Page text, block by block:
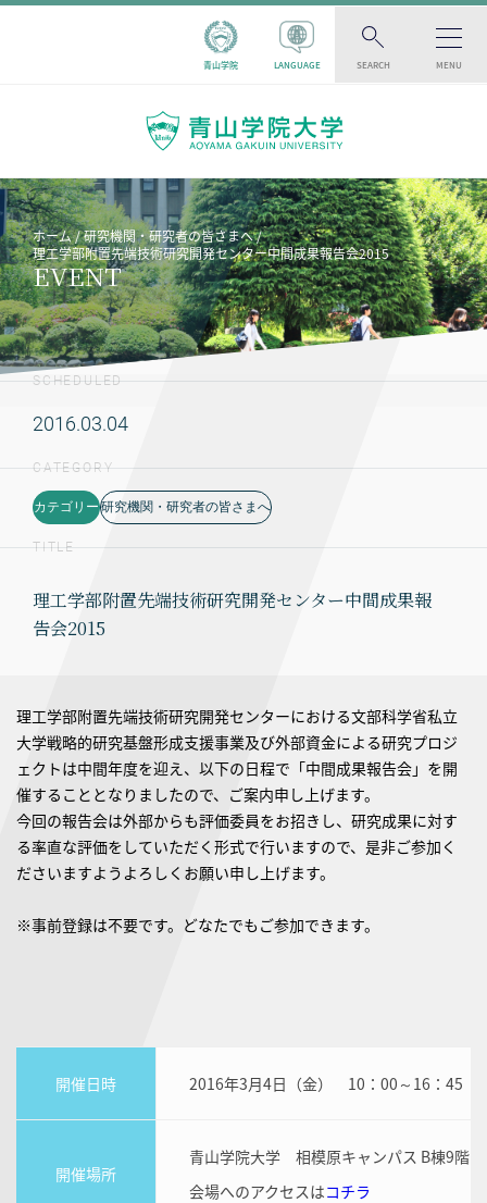
青山学院 LANGUAGE SEARCH MENU
ホーム
研究機関・研究者の皆さまへ
理工学部附置先端技術研究開発センター中間成果報告会2015
EVENT
SCHEDULED
2016.03.04
CATEGORY
カテゴリー 研究機関・研究者の皆さまへ
TITLE
理工学部附置先端技術研究開発センター中間成果報
告会2015
理工学部附置先端技術研究開発センターにおける文部科学省私立
大学戦略的研究基盤形成支援事業及び外部資金による研究プロジ
ェクトは中間年度を迎え、以下の日程で「中間成果報告会」を開
催することとなりましたので、ご案内申し上げます。
今回の報告会は外部からも評価委員をお招きし、研究成果に対す
る率直な評価をしていただく形式で行いますので、是非ご参加く
ださいますようよろしくお願い申し上げます。
※事前登録は不要です。どなたでもご参加できます。
開催日時 2016年3月4日（金） 10：00～16：45
開催場所
青山学院大学 相模原キャンパス B棟9階
会場へのアクセスはコチラ